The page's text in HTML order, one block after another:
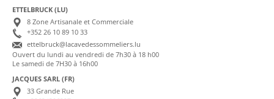
ETTELBRUCK (LU)
8 Zone Artisanale et Commerciale
+352 26 10 89 10 33
ettelbruck@lacavedessommeliers.lu
Ouvert du lundi au vendredi de 7h30 à 18 h00
Le samedi de 7H30 à 16h00
JACQUES SARL (FR)
33 Grande Rue